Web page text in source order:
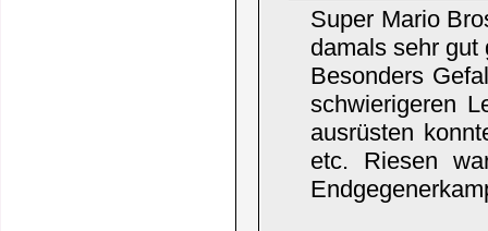
Super Mario
damals sehr gut
Besonders
schwierigeren
ausrüsten
etc. Riesen